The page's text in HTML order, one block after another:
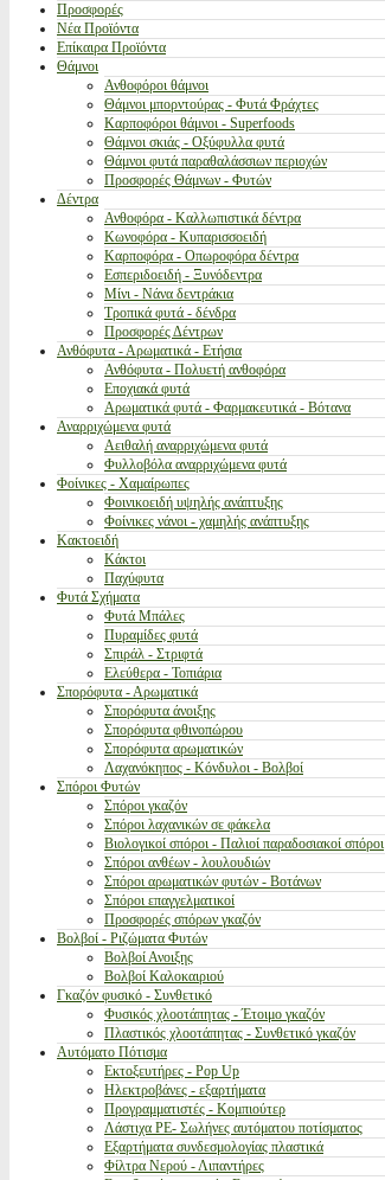
Προσφορές
Νέα Προϊόντα
Επίκαιρα Προϊόντα
Θάμνοι
Ανθοφόροι θάμνοι
Θάμνοι μπορντούρας - Φυτά Φράχτες
Καρποφόροι θάμνοι - Superfoods
Θάμνοι σκιάς - Οξύφυλλα φυτά
Θάμνοι φυτά παραθαλάσσιων περιοχών
Προσφορές Θάμνων - Φυτών
Δέντρα
Ανθοφόρα - Καλλωπιστικά δέντρα
Κωνοφόρα - Κυπαρισσοειδή
Καρποφόρα - Οπωροφόρα δέντρα
Εσπεριδοειδή - Ξυνόδεντρα
Μίνι - Νάνα δεντράκια
Τροπικά φυτά - δένδρα
Προσφορές Δέντρων
Ανθόφυτα - Αρωματικά - Ετήσια
Ανθόφυτα - Πολυετή ανθοφόρα
Εποχιακά φυτά
Αρωματικά φυτά - Φαρμακευτικά - Βότανα
Αναρριχώμενα φυτά
Αειθαλή αναρριχώμενα φυτά
Φυλλοβόλα αναρριχώμενα φυτά
Φοίνικες - Χαμαίρωπες
Φοινικοειδή υψηλής ανάπτυξης
Φοίνικες νάνοι - χαμηλής ανάπτυξης
Κακτοειδή
Κάκτοι
Παχύφυτα
Φυτά Σχήματα
Φυτά Μπάλες
Πυραμίδες φυτά
Σπιράλ - Στριφτά
Ελεύθερα - Τοπιάρια
Σπορόφυτα - Αρωματικά
Σπορόφυτα άνοιξης
Σπορόφυτα φθινοπώρου
Σπορόφυτα αρωματικών
Λαχανόκηπος - Κόνδυλοι - Βολβοί
Σπόροι Φυτών
Σπόροι γκαζόν
Σπόροι λαχανικών σε φάκελα
Βιολογικοί σπόροι - Παλιοί παραδοσιακοί σπόροι
Σπόροι ανθέων - λουλουδιών
Σπόροι αρωματικών φυτών - Βοτάνων
Σπόροι επαγγελματικοί
Προσφορές σπόρων γκαζόν
Βολβοί - Ριζώματα Φυτών
Βολβοί Ανοιξης
Βολβοί Καλοκαιριού
Γκαζόν φυσικό - Συνθετικό
Φυσικός χλοοτάπητας - Έτοιμο γκαζόν
Πλαστικός χλοοτάπητας - Συνθετικό γκαζόν
Αυτόματο Πότισμα
Εκτοξευτήρες - Pop Up
Ηλεκτροβάνες - εξαρτήματα
Προγραμματιστές - Κομπιούτερ
Λάστιχα PE- Σωλήνες αυτόματου ποτίσματος
Εξαρτήματα συνδεσμολογίας πλαστικά
Φίλτρα Νερού - Λιπαντήρες